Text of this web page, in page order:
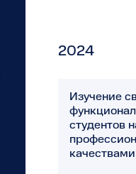
2024
Изучение
студентов